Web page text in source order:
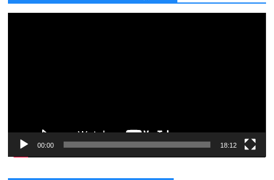
00:00 18:12